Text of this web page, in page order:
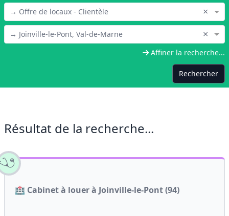
→ Offre de locaux - Clientèle ×
→ Joinville-le-Pont, Val-de-Marne ×
Affiner la recherche...
Rechercher
Résultat de la recherche...
🏥 Cabinet à louer à Joinville-le-Pont (94)